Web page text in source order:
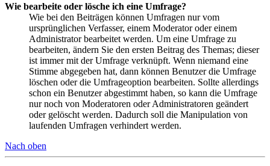
Wie bearbeite oder lösche ich eine Umfrage?
Wie bei den Beiträgen können Umfragen nur vom
ursprünglichen Verfasser, einem Moderator oder einem
Administrator bearbeitet werden. Um eine Umfrage zu
bearbeiten, ändern Sie den ersten Beitrag des Themas; dieser
ist immer mit der Umfrage verknüpft. Wenn niemand eine
Stimme abgegeben hat, dann können Benutzer die Umfrage
löschen oder die Umfrageoption bearbeiten. Sollte allerdings
schon ein Benutzer abgestimmt haben, so kann die Umfrage
nur noch von Moderatoren oder Administratoren geändert
oder gelöscht werden. Dadurch soll die Manipulation von
laufenden Umfragen verhindert werden.
Nach oben